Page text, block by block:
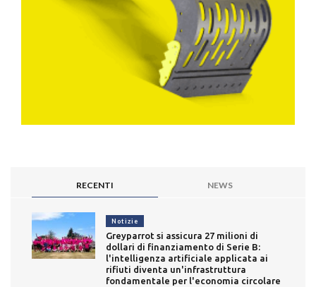
RECENTI NEWS
Notizie
Greyparrot si assicura 27 milioni di
dollari di finanziamento di Serie B:
l'intelligenza artificiale applicata ai
rifiuti diventa un'infrastruttura
fondamentale per l'economia circolare